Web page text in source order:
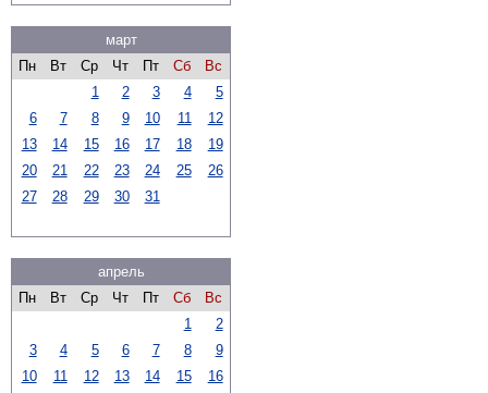
март
Пн
Вт Ср Чт Пт Сб
Вс
1
2 3 4
5
6
7 8 9 10 11
12
13
14 15 16 17 18
19
20
21 22 23 24 25
26
27
28 29 30 31
апрель
Пн
Вт Ср Чт Пт Сб
Вс
1
2
3
4 5 6 7 8
9
10
11 12 13 14 15
16